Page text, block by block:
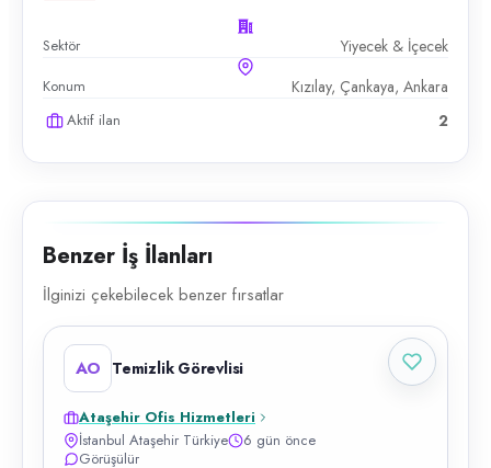
Sektör Yiyecek & İçecek
Konum Kızılay, Çankaya, Ankara
Aktif ilan 2
Benzer İş İlanları
İlginizi çekebilecek benzer fırsatlar
AO Temizlik Görevlisi
Ataşehir Ofis Hizmetleri
İstanbul Ataşehir Türkiye
6 gün önce
Görüşülür